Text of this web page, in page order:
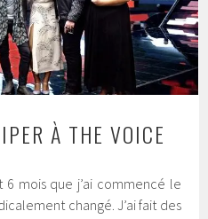
À THE VOICE
mois que j’ai commencé le
changé. J’ai fait des